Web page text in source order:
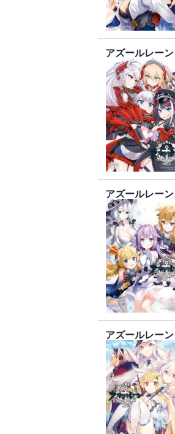
アズールレー
アズールレー
アズールレー